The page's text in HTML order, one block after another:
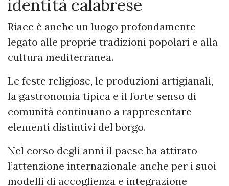
identità calabrese
Riace è anche un luogo profondamente
legato alle proprie tradizioni popolari e alla
cultura mediterranea.
Le feste religiose, le produzioni artigianali,
la gastronomia tipica e il forte senso di
comunità continuano a rappresentare
elementi distintivi del borgo.
Nel corso degli anni il paese ha attirato
l’attenzione internazionale anche per i suoi
modelli di accoglienza e integrazione